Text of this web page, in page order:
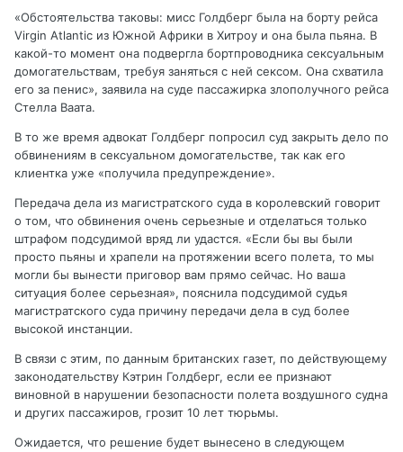
«Обстоятельства таковы: мисс Голдберг была на борту рейса
Virgin Atlantic из Южной Африки в Хитроу и она была пьяна. В
какой-то момент она подвергла бортпроводника сексуальным
домогательствам, требуя заняться с ней сексом. Она схватила
его за пенис», заявила на суде пассажирка злополучного рейса
Стелла Ваата.
В то же время адвокат Голдберг попросил суд закрыть дело по
обвинениям в сексуальном домогательстве, так как его
клиентка уже «получила предупреждение».
Передача дела из магистратского суда в королевский говорит
о том, что обвинения очень серьезные и отделаться только
штрафом подсудимой вряд ли удастся. «Если бы вы были
просто пьяны и храпели на протяжении всего полета, то мы
могли бы вынести приговор вам прямо сейчас. Но ваша
ситуация более серьезная», пояснила подсудимой судья
магистратского суда причину передачи дела в суд более
высокой инстанции.
В связи с этим, по данным британских газет, по действующему
законодательству Кэтрин Голдберг, если ее признают
виновной в нарушении безопасности полета воздушного судна
и других пассажиров, грозит 10 лет тюрьмы.
Ожидается, что решение будет вынесено в следующем